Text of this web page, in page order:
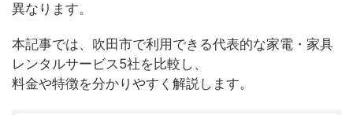
異なります。
本記事では、吹田市で利用できる代表的な家電・家具
レンタルサービス5社を比較し、
料金や特徴を分かりやすく解説します。